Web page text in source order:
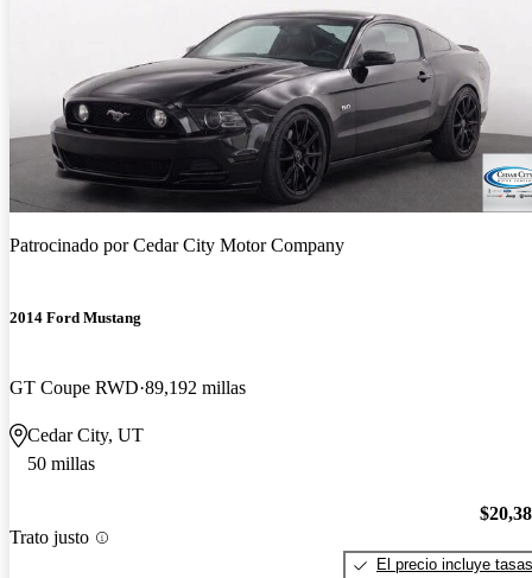
Patrocinado porCedar City Motor Company
2014 Ford Mustang
GT Coupe RWD 89,192 millas
Cedar City, UT
50 millas
Trato justo
El precio incluye tasas